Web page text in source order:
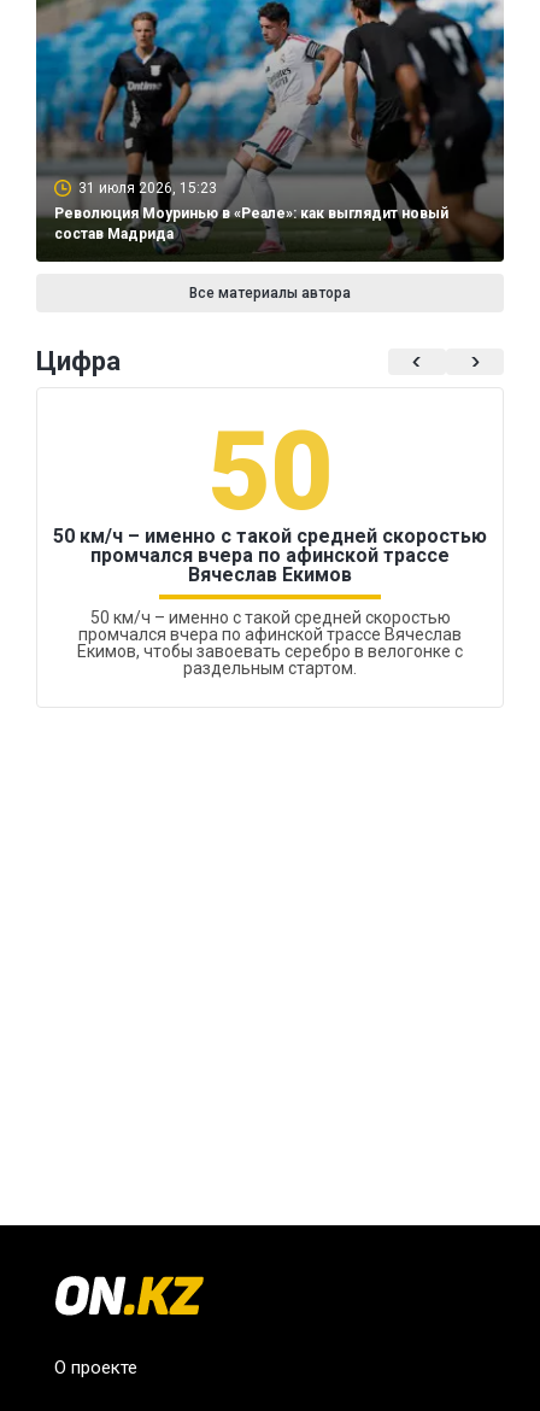
31 июля 2026, 15:23
Революция Моуринью в «Реале»: как выглядит новый
состав Мадрида
Все материалы автора
Цифра
50
50 км/ч – именно с такой средней скоростью
промчался вчера по афинской трассе
Вячеслав Екимов
50 км/ч – именно с такой средней скоростью
промчался вчера по афинской трассе Вячеслав
Екимов, чтобы завоевать серебро в велогонке с
раздельным стартом.
О проекте